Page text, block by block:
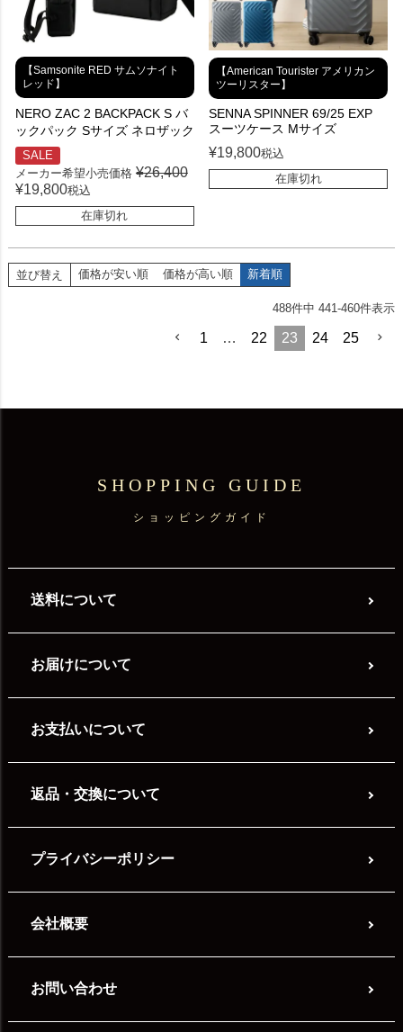
【Samsonite RED サムソナイト
レッド】
NERO ZAC 2 BACKPACK S バ
ックパック Sサイズ ネロザック
SALE
メーカー希望小売価格 ¥26,400
¥19,800税込
在庫切れ
【American Tourister アメリカン
ツーリスター】
SENNA SPINNER 69/25 EXP
スーツケース Mサイズ
¥19,800税込
在庫切れ
並び替え 価格が安い順 価格が高い順 新着順
488件中 441-460件表示
1 … 22 23 24 25
SHOPPING GUIDE
ショッピングガイド
送料について
お届けについて
お支払いについて
返品・交換について
プライバシーポリシー
会社概要
お問い合わせ